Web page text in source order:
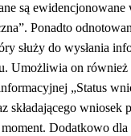
są ewidencjonowane
Ponadto
służy do wysłania
Umożliwia on
„Status
składającego wniosek
Dodatkowo dla